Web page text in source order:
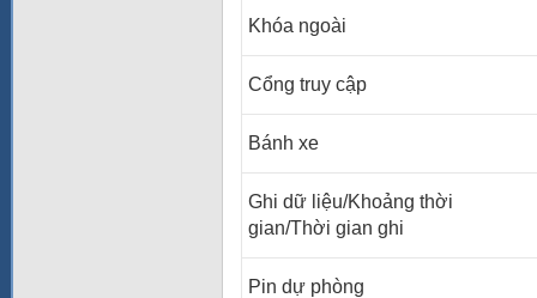
Khóa ngoài
Cổng truy cập
Bánh xe
Ghi dữ liệu/Khoảng thời
gian/Thời gian ghi
Pin dự phòng